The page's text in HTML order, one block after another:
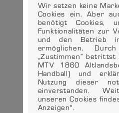
Wir setzen keine
Cookies ein. Aber
benötigt Cookies,
Funktionalitäten zur
und den Betrieb
ermöglichen.
„Zustimmen“
MTV 1860
Handball) und
Nutzung dieser
einverstanden.
unseren Cookies
Anzeigen".